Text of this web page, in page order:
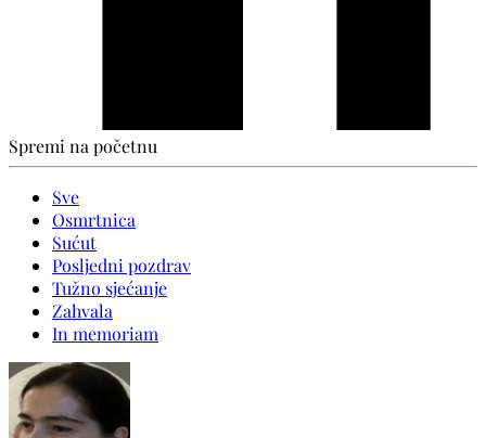
Spremi na početnu
Sve
Osmrtnica
Sućut
Posljedni pozdrav
Tužno sjećanje
Zahvala
In memoriam